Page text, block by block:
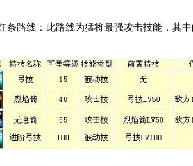
条路线：此路线为猛将最强攻击技能，其